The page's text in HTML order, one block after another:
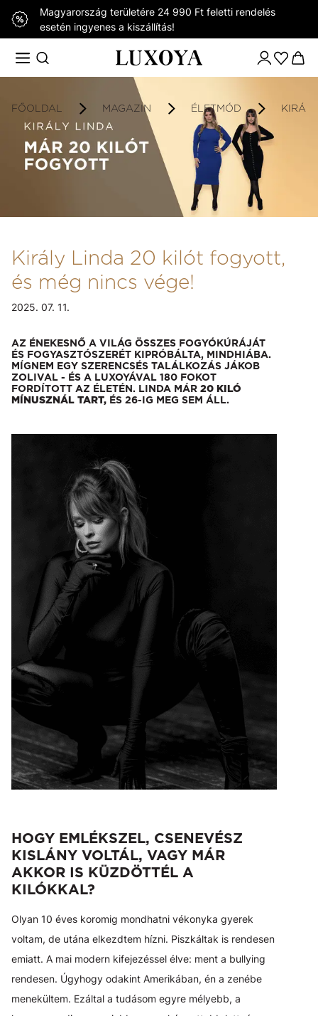
Magyarország területére 24 990 Ft feletti rendelés
esetén ingyenes a kiszállítás!
FŐOLDAL MAGAZIN ÉLETMÓD
Király Linda 20 kilót fogyott,
és még nincs vége!
2025. 07. 11.
AZ ÉNEKESNŐ A VILÁG ÖSSZES FOGYÓKÚRÁJÁT
ÉS FOGYASZTÓSZERÉT KIPRÓBÁLTA, MINDHIÁBA.
MÍGNEM EGY SZERENCSÉS TALÁLKOZÁS JÁKOB
ZOLIVAL - ÉS A LUXOYÁVAL 180 FOKOT
FORDÍTOTT AZ ÉLETÉN. LINDA MÁR 20 KILÓ
MÍNUSZNÁL TART, ÉS 26-IG MEG SEM ÁLL.
HOGY EMLÉKSZEL, CSENEVÉSZ
KISLÁNY VOLTÁL, VAGY MÁR
AKKOR IS KÜZDÖTTÉL A
KILÓKKAL?
Olyan 10 éves koromig mondhatni vékonyka gyerek
voltam, de utána elkezdtem hízni. Piszkáltak is rendesen
emiatt. A mai modern kifejezéssel élve: ment a bullying
rendesen. Úgyhogy odakint Amerikában, én a zenébe
menekültem. Ezáltal a tudásom egyre mélyebb, a